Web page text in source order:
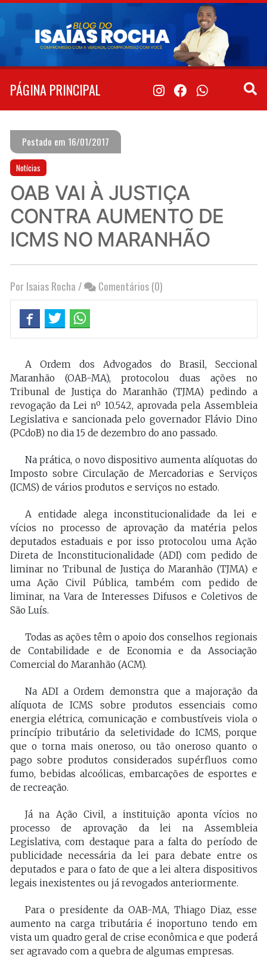
Pular
conteúdo
PÁGINA PRINCIPAL
Postado em 16/01/2017
Notícias
OAB VAI À JUSTIÇA
CONTRA AUMENTO DE
ICMS NO MARANHÃO
Por Isaias Rocha / Comentários (0)
A Ordem dos Advogados do Brasil, Seccional
Maranhão (OAB-MA), protocolou duas ações no
Tribunal de Justiça do Maranhão (TJMA) pedindo a
revogação da Lei nº 10.542, aprovada pela Assembleia
Legislativa e sancionada pelo governador Flávio Dino
(PCdoB) no dia 15 de dezembro do ano passado.
Na prática, o novo dispositivo aumenta alíquotas do
Imposto sobre Circulação de Mercadorias e Serviços
(ICMS) de vários produtos e serviços no estado.
A entidade alega inconstitucionalidade da lei e
vícios no processo de aprovação da matéria pelos
deputados estaduais e por isso protocolou uma Ação
Direta de Inconstitucionalidade (ADI) com pedido de
liminar no Tribunal de Justiça do Maranhão (TJMA) e
uma Ação Civil Pública, também com pedido de
liminar, na Vara de Interesses Difusos e Coletivos de
São Luís.
Todas as ações têm o apoio dos conselhos regionais
de Contabilidade e de Economia e da Associação
Comercial do Maranhão (ACM).
Na ADI a Ordem demonstra que a majoração da
alíquota de ICMS sobre produtos essenciais como
energia elétrica, comunicação e combustíveis viola o
princípio tributário da seletividade do ICMS, porque
que o torna mais oneroso, ou tão oneroso quanto o
pago sobre produtos considerados supérfluos como
fumo, bebidas alcoólicas, embarcações de esportes e
de recreação.
Já na Ação Civil, a instituição aponta vícios no
processo de aprovação da lei na Assembleia
Legislativa, com destaque para a falta do período de
publicidade necessária da lei para debate entre os
deputados e para o fato de que a lei altera dispositivos
legais inexistentes ou já revogados anteriormente.
Para o presidente da OAB-MA, Thiago Diaz, esse
aumento na carga tributária é inoportuno tendo em
vista um quadro geral de crise econômica e que poderá
ser agravado com a quebra de algumas empresas.